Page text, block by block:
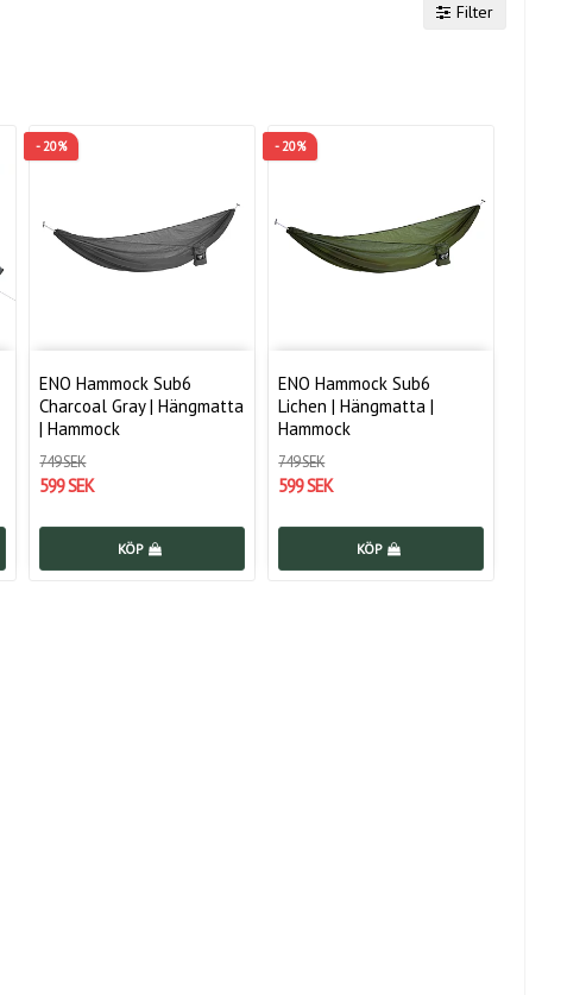
Filter
- 20%
ENO Hammock Sub6
Charcoal Gray | Hängmatta
| Hammock
749 SEK
599 SEK
KÖP
- 20%
ENO Hammock Sub6
Lichen | Hängmatta |
Hammock
749 SEK
599 SEK
KÖP